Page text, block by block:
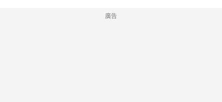
廣告